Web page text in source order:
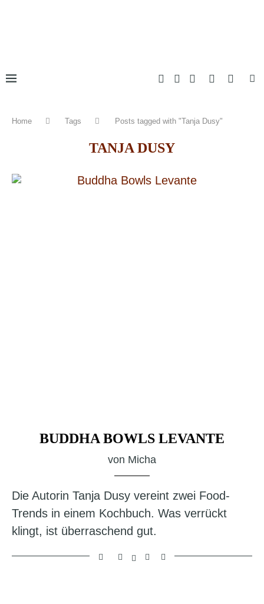
Home Tags Posts tagged with "Tanja Dusy"
TANJA DUSY
BUDDHA BOWLS LEVANTE
von Micha
Die Autorin Tanja Dusy vereint zwei Food-
Trends in einem Kochbuch. Was verrückt
klingt, ist überraschend gut.